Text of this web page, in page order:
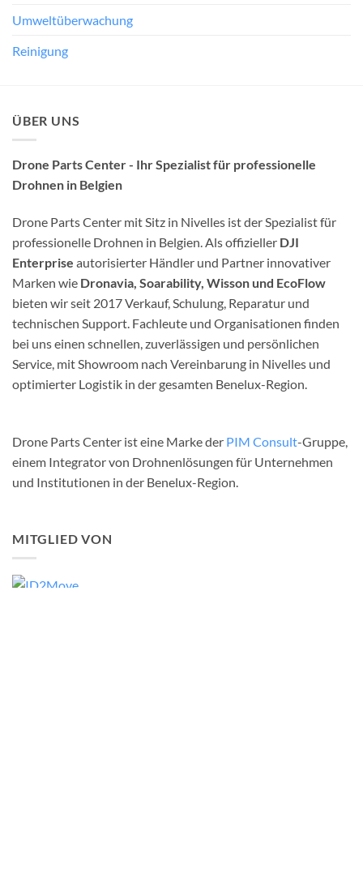
Umweltüberwachung
Reinigung
ÜBER UNS
Drone Parts Center - Ihr Spezialist für professionelle
Drohnen in Belgien
Drone Parts Center mit Sitz in Nivelles ist der Spezialist für
professionelle Drohnen in Belgien. Als offizieller DJI
Enterprise autorisierter Händler und Partner innovativer
Marken wie Dronavia, Soarability, Wisson und EcoFlow
bieten wir seit 2017 Verkauf, Schulung, Reparatur und
technischen Support. Fachleute und Organisationen finden
bei uns einen schnellen, zuverlässigen und persönlichen
Service, mit Showroom nach Vereinbarung in Nivelles und
optimierter Logistik in der gesamten Benelux-Region.
Drone Parts Center ist eine Marke der PIM Consult-Gruppe,
einem Integrator von Drohnenlösungen für Unternehmen
und Institutionen in der Benelux-Region.
MITGLIED VON